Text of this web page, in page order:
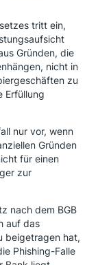
tritt ein,
Gründen, die
nicht in
zu
Erfüllung
nur vor, wenn
Gründen
für einen
zur
nach dem BGB
auf das
beigetragen hat,
Phishing-Falle